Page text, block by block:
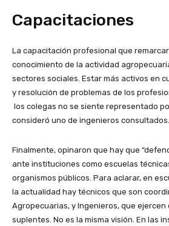
Capacitaciones
La capacitación profesional que
conocimiento de la actividad
sectores sociales. Estar más activos en
y resolución de problemas de los
los colegas no se siente representado
consideró uno de ingenieros consultados.
Finalmente, opinaron que hay que
ante instituciones como escuelas
organismos públicos. Para aclarar, en
la actualidad hay técnicos que son
Agropecuarias, y Ingenieros, que ejercen
suplentes. No es la misma visión. En las